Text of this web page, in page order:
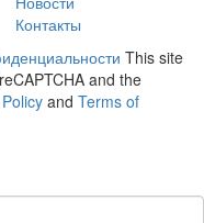
Контакты
This site
and the
andTerms of